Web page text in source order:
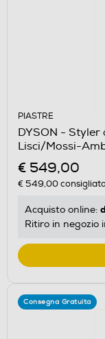
PIASTRE
DYSON -
Lisci/Mossi-
€ 549,00
€ 549,00
Acquisto online:
Ritiro in negozio
Consegna Gratuita